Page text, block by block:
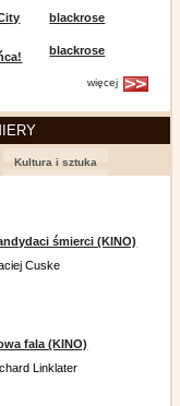
blackrose
blackrose
więcej
Kultura i sztuka
śmierci (KINO)
Cuske
fala (KINO)
Linklater